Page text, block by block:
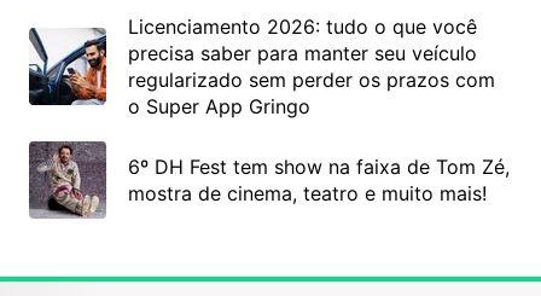
Licenciamento 2026: tudo o que você
precisa saber para manter seu veículo
regularizado sem perder os prazos com
o Super App Gringo
6º DH Fest tem show na faixa de Tom Zé,
mostra de cinema, teatro e muito mais!